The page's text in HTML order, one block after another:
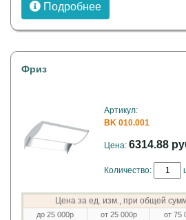
Подробнее
Фриз
Артикул:
BK 010.001
Цена: 6314.88
Количество:
Цена за ед. изм., при общей
до 25 000р от 25 000р от 75